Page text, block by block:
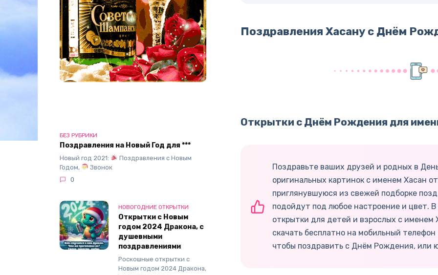
Поздравления Хасану с Днём
Открытки с Днём Рождения для
Поздравьте ваших друзей и родных в
оригинальных картинок с именем Хасан
приглянувшуюся из свежей подборке
подойдут под любое настроение и цвет.
открытки для детей и взрослых с
скачать бесплатно на мобильный
чтобы поздравить с Днём Рождения, или
БЕЗ РУБРИКИ
Поздравления на Новый Год для ***
Новый год 2021:
Поздравления с Новым
Годом,
Звонок
0
НОВОГОДНИЕ ОТКРЫТКИ
Открытки с Новым
годом 2024 Дракона, с
душевными
поздравлениями
Роскошные открытки с
Новым годом 2024 Дракона,